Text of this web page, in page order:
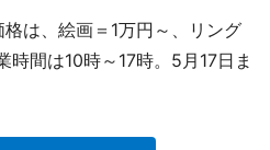
は、絵画＝1万円～、リング
間は10時～17時。5月17日ま